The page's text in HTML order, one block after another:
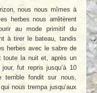
nous nous mîmes à
herbes nous arrêtèrent
au mode primitif du
à tirer le bateau, tandis
herbes avec le sabre de
toute la nuit et, après un
fut repris jusqu’à 10
terrible fondit sur nous,
nous trempa jusqu’aux